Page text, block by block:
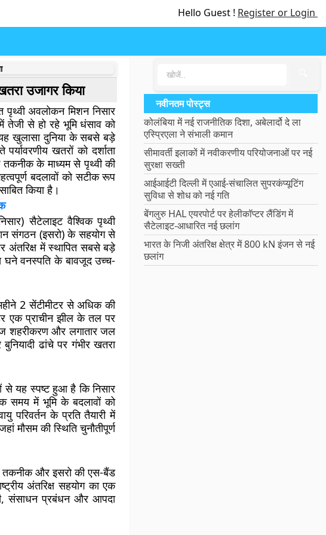
Hello Guest ! Register or Login
उजागर किया
अवलोकन मिशन निसार
तेजी से हो रहे भूमि धंसाव को
खुलासा दुनिया के सबसे बड़े
खतरों को दर्शाता
के माध्यम से पृथ्वी की
बदलावों को सटीक रूप
किया है।
सैटेलाइट वैश्विक पृथ्वी
संगठन (इसरो) के सहयोग से
अंतरिक्ष में स्थापित सबसे बड़े
घने वनस्पति के बावजूद उच्च-
2 सेंटीमीटर से अधिक की
एक प्राचीन झील के तल पर
शहरीकरण और लगातार जल
ढांचे पर गंभीर खतरा
यह स्पष्ट हुआ है कि निसार
समय में भूमि के बदलावों को
के प्रति तैयारी में
मौसम की स्थिति चुनौतीपूर्ण
तकनीक और इसरो की एस-बैंड
अंतरिक्ष सहयोग का एक
संसाधन प्रबंधन और आपदा
नवीनतम पोस्ट्स
कोलंबिया में नई राजनीतिक दिशा, अबेलार्दो दे ला
एस्प्रिएला ने संभाली कमान
सीमावर्ती इलाकों में नवीकरणीय परियोजनाओं पर नई
सुरक्षा सख्ती
आईआईटी दिल्ली में एआई-संचालित सुपरकंप्यूटिंग
सुविधा से शोध को नई गति
बेंगलुरु HAL एयरपोर्ट पर हेलीकॉप्टर लैंडिंग में
सैटेलाइट-आधारित नई छलांग
भारत के निजी अंतरिक्ष क्षेत्र में 800 kN इंजन से नई
छलांग